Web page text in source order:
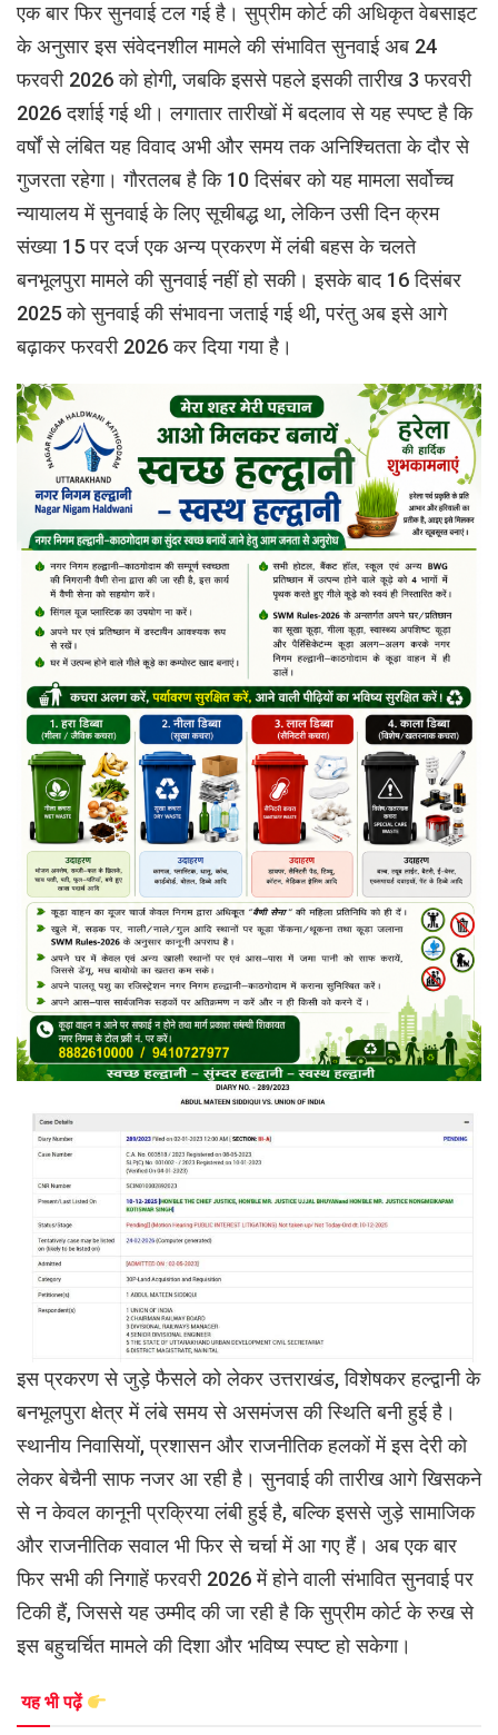
एक बार फिर सुनवाई टल गई है। सुप्रीम कोर्ट की अधिकृत वेबसाइट
के अनुसार इस संवेदनशील मामले की संभावित सुनवाई अब 24
फरवरी 2026 को होगी, जबकि इससे पहले इसकी तारीख 3 फरवरी
2026 दर्शाई गई थी। लगातार तारीखों में बदलाव से यह स्पष्ट है कि
वर्षों से लंबित यह विवाद अभी और समय तक अनिश्चितता के दौर से
गुजरता रहेगा। गौरतलब है कि 10 दिसंबर को यह मामला सर्वोच्च
न्यायालय में सुनवाई के लिए सूचीबद्ध था, लेकिन उसी दिन क्रम
संख्या 15 पर दर्ज एक अन्य प्रकरण में लंबी बहस के चलते
बनभूलपुरा मामले की सुनवाई नहीं हो सकी। इसके बाद 16 दिसंबर
2025 को सुनवाई की संभावना जताई गई थी, परंतु अब इसे आगे
बढ़ाकर फरवरी 2026 कर दिया गया है।
इस प्रकरण से जुड़े फैसले को लेकर उत्तराखंड, विशेषकर हल्द्वानी के
बनभूलपुरा क्षेत्र में लंबे समय से असमंजस की स्थिति बनी हुई है।
स्थानीय निवासियों, प्रशासन और राजनीतिक हलकों में इस देरी को
लेकर बेचैनी साफ नजर आ रही है। सुनवाई की तारीख आगे खिसकने
से न केवल कानूनी प्रक्रिया लंबी हुई है, बल्कि इससे जुड़े सामाजिक
और राजनीतिक सवाल भी फिर से चर्चा में आ गए हैं। अब एक बार
फिर सभी की निगाहें फरवरी 2026 में होने वाली संभावित सुनवाई पर
टिकी हैं, जिससे यह उम्मीद की जा रही है कि सुप्रीम कोर्ट के रुख से
इस बहुचर्चित मामले की दिशा और भविष्य स्पष्ट हो सकेगा।
यह भी पढ़ें